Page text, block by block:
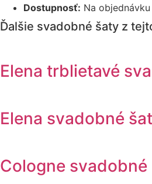
Dostupnosť: Na objednávku
Ďalšie svadobné šaty z
Elena trblietavé
Elena svadobné
Cologne svadobné